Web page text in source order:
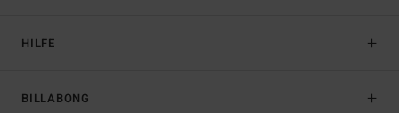
HILFE
BILLABONG